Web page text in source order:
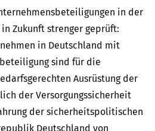
in der
Zukunft strenger geprüft:
in Deutschland mit
sind für die
Ausrüstung der
der Versorgungssicherheit
der sicherheitspolitischen
Deutschland von